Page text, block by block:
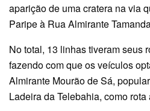
aparição de uma cratera na via
Paripe à Rua Almirante
No total, 13 linhas tiveram seus
fazendo com que os veículos
Almirante Mourão de Sá,
Ladeira da Telebahia, como rota